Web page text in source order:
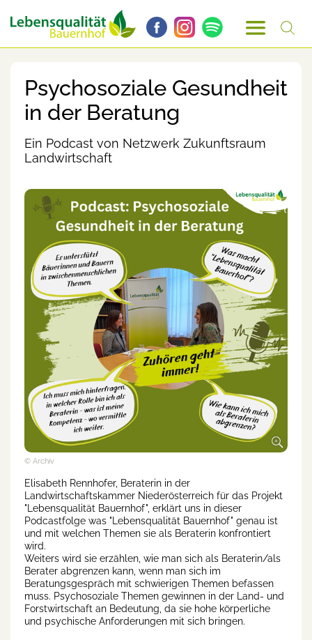
Psychosoziale Gesundheit
in der Beratung
Ein Podcast von Netzwerk Zukunftsraum
Landwirtschaft
© Archiv
Elisabeth Rennhofer, Beraterin in der
Landwirtschaftskammer Niederösterreich für das Projekt
"Lebensqualität Bauernhof", erklärt uns in dieser
Podcastfolge was "Lebensqualität Bauernhof" genau ist
und mit welchen Themen sie als Beraterin konfrontiert
wird.
Weiters wird sie erzählen, wie man sich als Beraterin/als
Berater abgrenzen kann, wenn man sich im
Beratungsgespräch mit schwierigen Themen befassen
muss. Psychosoziale Themen gewinnen in der Land- und
Forstwirtschaft an Bedeutung, da sie hohe körperliche
und psychische Anforderungen mit sich bringen.